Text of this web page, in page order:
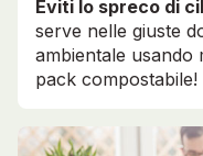
Eviti lo spreco di
serve nelle giuste
ambientale usando
pack compostabile!